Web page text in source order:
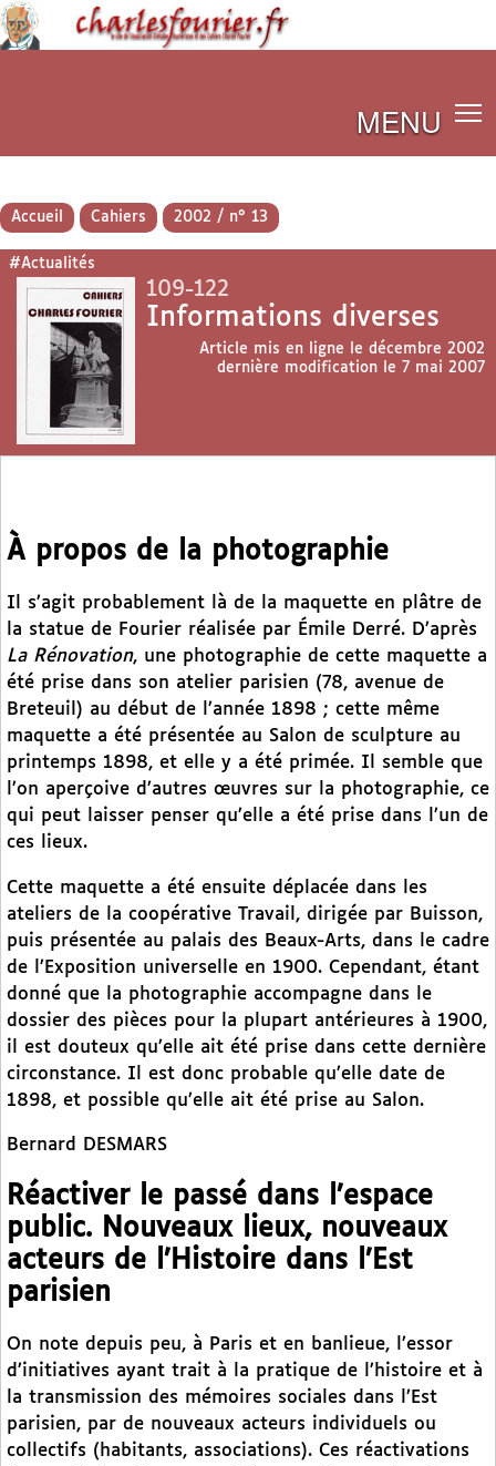
MENU
Accueil Cahiers 2002 / n° 13
#Actualités
109-122
Informations diverses
Article mis en ligne le décembre 2002
dernière modification le 7 mai 2007
À propos de la photographie
Il s’agit probablement là de la maquette en plâtre de
la statue de Fourier réalisée par Émile Derré. D’après
La Rénovation, une photographie de cette maquette a
été prise dans son atelier parisien (78, avenue de
Breteuil) au début de l’année 1898 ; cette même
maquette a été présentée au Salon de sculpture au
printemps 1898, et elle y a été primée. Il semble que
l’on aperçoive d’autres œuvres sur la photographie, ce
qui peut laisser penser qu’elle a été prise dans l’un de
ces lieux.
Cette maquette a été ensuite déplacée dans les
ateliers de la coopérative Travail, dirigée par Buisson,
puis présentée au palais des Beaux-Arts, dans le cadre
de l’Exposition universelle en 1900. Cependant, étant
donné que la photographie accompagne dans le
dossier des pièces pour la plupart antérieures à 1900,
il est douteux qu’elle ait été prise dans cette dernière
circonstance. Il est donc probable qu’elle date de
1898, et possible qu’elle ait été prise au Salon.
Bernard DESMARS
Réactiver le passé dans l’espace
public. Nouveaux lieux, nouveaux
acteurs de l’Histoire dans l’Est
parisien
On note depuis peu, à Paris et en banlieue, l’essor
d’initiatives ayant trait à la pratique de l’histoire et à
la transmission des mémoires sociales dans l’Est
parisien, par de nouveaux acteurs individuels ou
collectifs (habitants, associations). Ces réactivations